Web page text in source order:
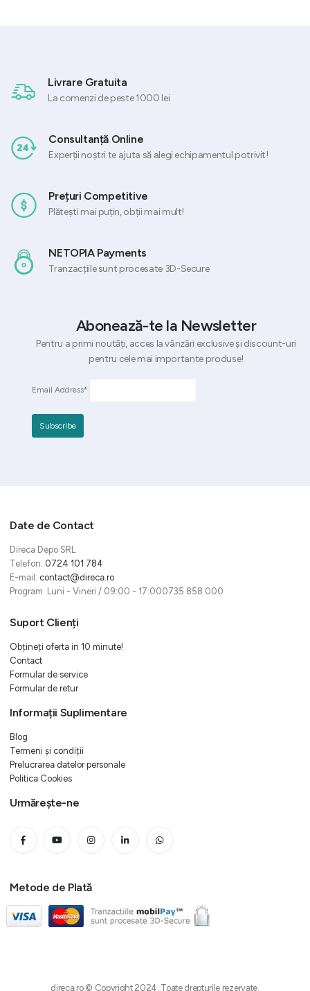
Livrare Gratuita
La comenzi de peste 1000 lei
Consultanță Online
Experții noștri te ajuta să alegi echipamentul potrivit!
Prețuri Competitive
Plătești mai puțin, obții mai mult!
NETOPIA Payments
Tranzacțiile sunt procesate 3D-Secure
Abonează-te la Newsletter
Pentru a primi noutăți, acces la vânzări exclusive și discount-uri
pentru cele mai importante produse!
Email Address*
Date de Contact
Direca Depo SRL
Telefon: 0724 101 784
E-mail: contact@direca.ro
Program: Luni - Vineri / 09:00 - 17:000735 858 000
Suport Clienți
Obțineți oferta in 10 minute!
Contact
Formular de service
Formular de retur
Informații Suplimentare
Blog
Termeni și condiții
Prelucrarea datelor personale
Politica Cookies
Urmărește-ne
Metode de Plată
direca.ro © Copyright 2024. Toate drepturile rezervate.